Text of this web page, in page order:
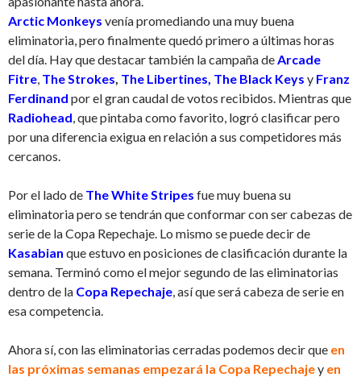
Arctic Monkeys venía promediando una muy buena
eliminatoria, pero finalmente quedó primero a últimas horas
del día. Hay que destacar también la campaña deArcade
Fitre, The Strokes, The Libertines, The Black Keys y Franz
Ferdinand por el gran caudal de votos recibidos. Mientras que
Radiohead, que pintaba como favorito, logró clasificar pero
por una diferencia exigua en relación a sus competidores más
cercanos.
Por el lado de The White Stripes fue muy buena su
eliminatoria pero se tendrán que conformar con ser cabezas de
serie de la Copa Repechaje. Lo mismo se puede decir de
Kasabian que estuvo en posiciones de clasificación durante la
semana. Terminó como el mejor segundo de las eliminatorias
dentro de la Copa Repechaje, así que será cabeza de serie en
esa competencia.
Ahora sí, con las eliminatorias cerradas podemos decir que en
las próximas semanas empezará la Copa Repechajey en